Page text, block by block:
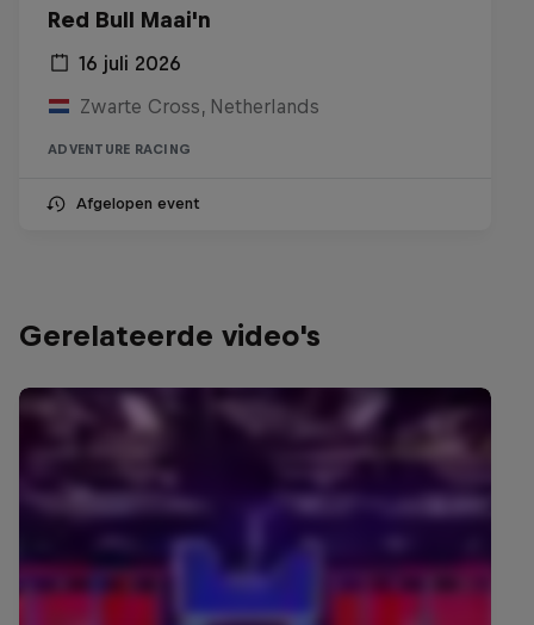
Red Bull Maai'n
16 juli 2026
Zwarte Cross, Netherlands
ADVENTURE RACING
Afgelopen event
Gerelateerde video's